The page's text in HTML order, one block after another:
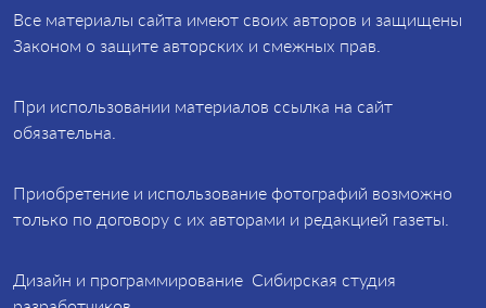
Все материалы сайта имеют своих авторов и защищены
Законом о защите авторских и смежных прав.
При использовании материалов ссылка на сайт
обязательна.
Приобретение и использование фотографий возможно
только по договору с их авторами и редакцией газеты.
Дизайн и программирование Сибирская студия